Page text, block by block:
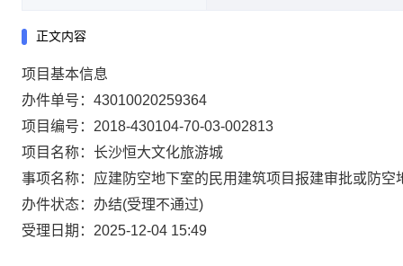
正文内容
项目基本信息
办件单号：43010020259364
项目编号：2018-430104-70-03-002813
项目名称：长沙恒大文化旅游城
事项名称：应建防空地下室的民用建筑项目报建审批或防空
办件状态：办结(受理不通过)
受理日期：2025-12-04 15:49